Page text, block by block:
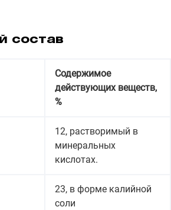
состав
Содержимое
действующих веществ,
%
12, растворимый в
минеральных
кислотах.
23, в форме калийной
соли